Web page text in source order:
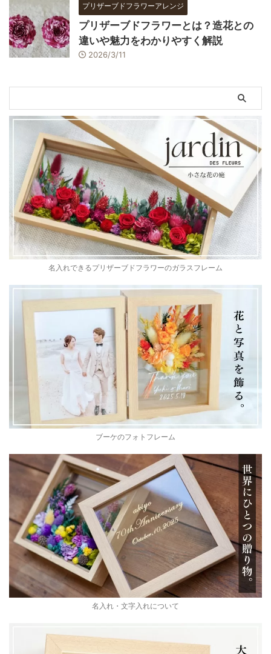
プリザーブドフラワーアレンジ
プリザーブドフラワーとは？造花との
違いや魅力をわかりやすく解説
2026/3/11
名入れできるプリザーブドフラワーのガラスフレーム
ブーケのフォトフレーム
名入れ・文字入れについて